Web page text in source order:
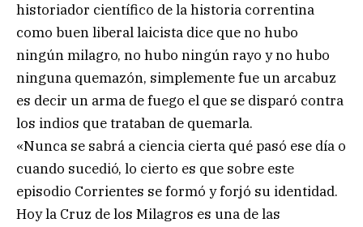
historiador científico de la historia correntina
como buen liberal laicista dice que no hubo
ningún milagro, no hubo ningún rayo y no hubo
ninguna quemazón, simplemente fue un arcabuz
es decir un arma de fuego el que se disparó contra
los indios que trataban de quemarla.
«Nunca se sabrá a ciencia cierta qué pasó ese día o
cuando sucedió, lo cierto es que sobre este
episodio Corrientes se formó y forjó su identidad.
Hoy la Cruz de los Milagros es una de las